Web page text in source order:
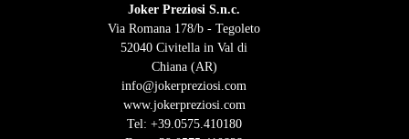
Joker Preziosi S.n.c.
Via Romana 178/b - Tegoleto
52040 Civitella in Val di
Chiana (AR)
info@jokerpreziosi.com
www.jokerpreziosi.com
Tel: +39.0575.410180